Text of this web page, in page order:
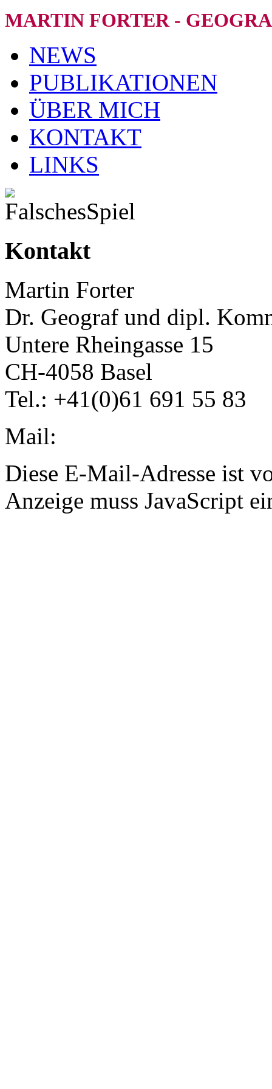
MARTIN FORTER -
NEWS
PUBLIKATIONEN
ÜBER MICH
KONTAKT
LINKS
Kontakt
Martin Forter
Dr. Geograf und dipl.
Untere Rheingasse 15
CH-4058 Basel
Tel.: +41(0)61 691 55 83
Mail:
Diese E-Mail-Adresse ist
Anzeige muss JavaScript